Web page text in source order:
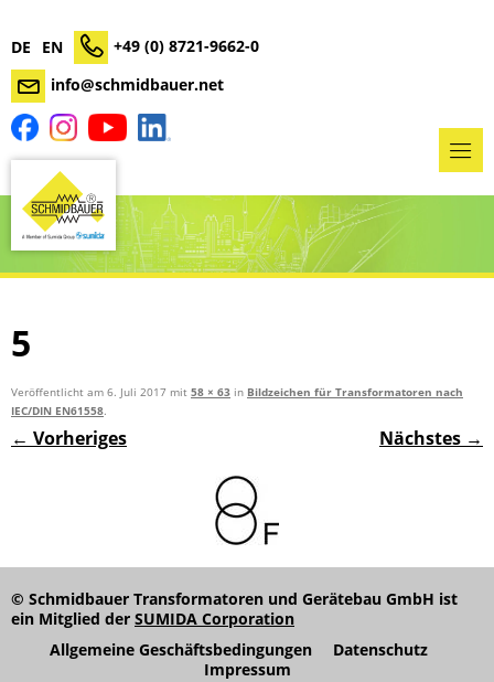
DE EN
+49 (0) 8721-9662-0
info@schmidbauer.net
5
Veröffentlicht am 6. Juli 2017 mit 58 × 63 in Bildzeichen für Transformatoren nach
IEC/DIN EN61558.
← Vorheriges Nächstes →
© Schmidbauer Transformatoren und Gerätebau GmbH ist
ein Mitglied der SUMIDA Corporation
Allgemeine Geschäftsbedingungen
Datenschutz
Impressum